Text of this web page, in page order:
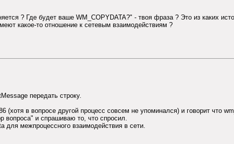
? Где будет ваше WM_COPYDATA?" - твоя фраза ? Это из каких
какое-то отношение к сетевым взаимодействиям ?
передать строку.
в вопросе другой процесс совсем не упоминался) и говорит что
вопроса" и спрашиваю то, что спросил.
для межпроцессного взаимодействия в сети.